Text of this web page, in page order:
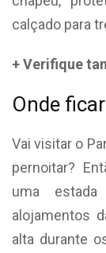
calçado para
+ Verifique
Onde
Vai visitar o
pernoitar?
uma
alojamentos
alta durante